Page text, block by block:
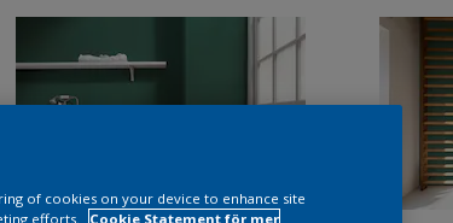
of cookies on your device to enhance site
efforts.
Cookie Statement för mer